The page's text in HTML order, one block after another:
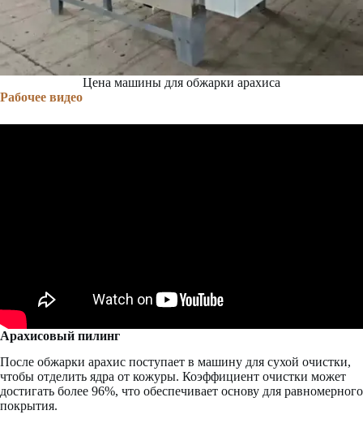
Цена машины для обжарки арахиса
Рабочее видео
Арахисовый пилинг
После обжарки арахис поступает в машину для сухой очистки,
чтобы отделить ядра от кожуры. Коэффициент очистки может
достигать более 96%, что обеспечивает основу для равномерного
покрытия.